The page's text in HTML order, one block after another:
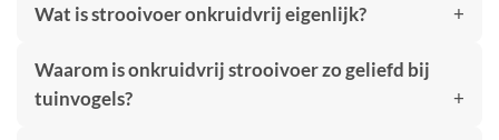
Wat is strooivoer onkruidvrij eigenlijk?
Waarom is onkruidvrij strooivoer zo geliefd bij
tuinvogels?